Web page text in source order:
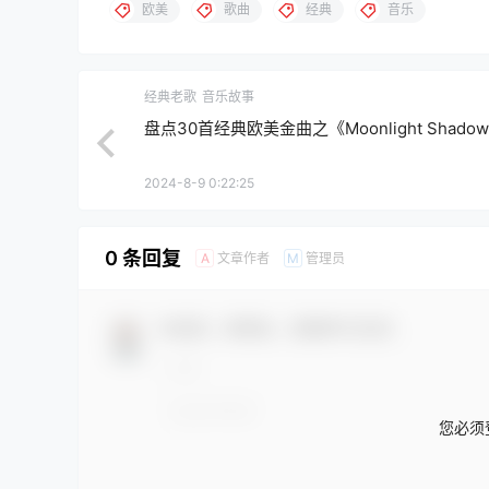
欧美 歌曲 经典 音乐
经典老歌 音乐故事
盘点30首经典欧美金曲之《Moonlight
2024-8-9 0:22:25
0 条回复 A 文章作者 M 管理员
您必须